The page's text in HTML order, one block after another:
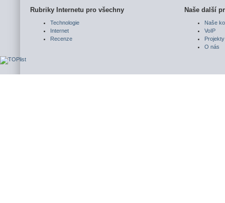
Rubriky Internetu pro všechny
Technologie
Internet
Recenze
Naše další
Naše
VoIP
Projekty
O nás